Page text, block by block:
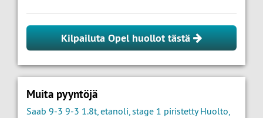
Kilpailuta Opel huollot tästä
Muita pyyntöjä
Saab 9-3 9-3 1.8t, etanoli, stage 1 piristetty Huolto,